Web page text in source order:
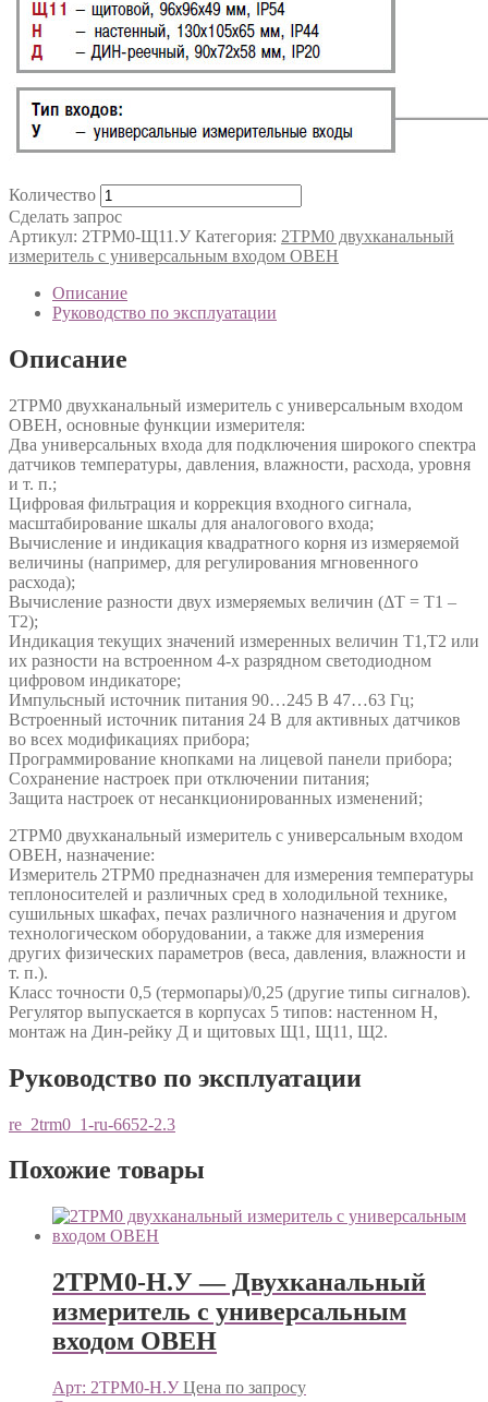
Количество
Сделать запрос
Артикул: 2ТРМ0-Щ11.У Категория: 2ТРМ0 двухканальный
измеритель с универсальным входом ОВЕН
Описание
Руководство по эксплуатации
Описание
2ТРМ0 двухканальный измеритель с универсальным входом
ОВЕН, основные функции измерителя:
Два универсальных входа для подключения широкого спектра
датчиков температуры, давления, влажности, расхода, уровня
и т. п.;
Цифровая фильтрация и коррекция входного сигнала,
масштабирование шкалы для аналогового входа;
Вычисление и индикация квадратного корня из измеряемой
величины (например, для регулирования мгновенного
расхода);
Вычисление разности двух измеряемых величин (ΔТ = Т1 –
Т2);
Индикация текущих значений измеренных величин Т1,Т2 или
их разности на встроенном 4-х разрядном светодиодном
цифровом индикаторе;
Импульсный источник питания 90…245 В 47…63 Гц;
Встроенный источник питания 24 В для активных датчиков
во всех модификациях прибора;
Программирование кнопками на лицевой панели прибора;
Сохранение настроек при отключении питания;
Защита настроек от несанкционированных изменений;
2ТРМ0 двухканальный измеритель с универсальным входом
ОВЕН, назначение:
Измеритель 2ТРМ0 предназначен для измерения температуры
теплоносителей и различных сред в холодильной технике,
сушильных шкафах, печах различного назначения и другом
технологическом оборудовании, а также для измерения
других физических параметров (веса, давления, влажности и
т. п.).
Класс точности 0,5 (термопары)/0,25 (другие типы сигналов).
Регулятор выпускается в корпусах 5 типов: настенном Н,
монтаж на Дин-рейку Д и щитовых Щ1, Щ11, Щ2.
Руководство по эксплуатации
re_2trm0_1-ru-6652-2.3
Похожие товары
2ТРМ0-Н.У — Двухканальный
измеритель с универсальным
входом ОВЕН
Арт: 2ТРМ0-Н.У Цена по запросу